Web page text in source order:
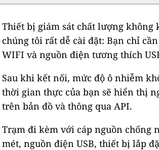
Thiết bị giám sát chất lượng không
chúng tôi rất dễ cài đặt: Bạn chỉ
WIFI và nguồn điện tương thích
Sau khi kết nối, mức độ ô nhiễm
thời gian thực của bạn sẽ hiển thị
trên bản đồ và thông qua API.
Trạm đi kèm với cáp nguồn chống
mét, nguồn điện USB, thiết bị lắp